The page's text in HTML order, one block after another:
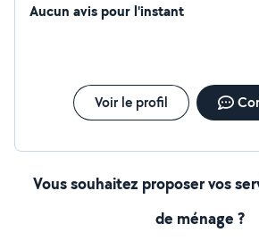
Aucun avis pour l'instant
Voir le profil
Vous souhaitez proposer vos
de ménage ?